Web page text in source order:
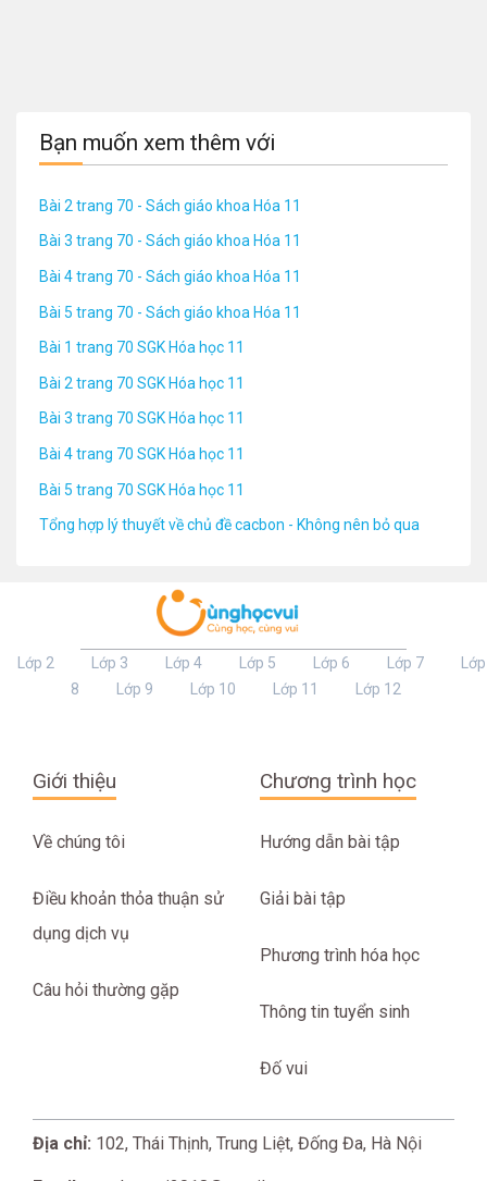
Bạn muốn xem thêm với
Bài 2 trang 70 - Sách giáo khoa Hóa 11
Bài 3 trang 70 - Sách giáo khoa Hóa 11
Bài 4 trang 70 - Sách giáo khoa Hóa 11
Bài 5 trang 70 - Sách giáo khoa Hóa 11
Bài 1 trang 70 SGK Hóa học 11
Bài 2 trang 70 SGK Hóa học 11
Bài 3 trang 70 SGK Hóa học 11
Bài 4 trang 70 SGK Hóa học 11
Bài 5 trang 70 SGK Hóa học 11
Tổng hợp lý thuyết về chủ đề cacbon - Không nên bỏ qua
Lớp 2 Lớp 3 Lớp 4 Lớp 5 Lớp 6 Lớp 7
Lớp
8
Lớp 9 Lớp 10 Lớp 11 Lớp 12
Giới thiệu
Về chúng tôi
Điều khoản thỏa thuận sử
dụng dịch vụ
Câu hỏi thường gặp
Chương trình học
Hướng dẫn bài tập
Giải bài tập
Phương trình hóa học
Thông tin tuyển sinh
Đố vui
Địa chỉ: 102, Thái Thịnh, Trung Liệt, Đống Đa, Hà Nội